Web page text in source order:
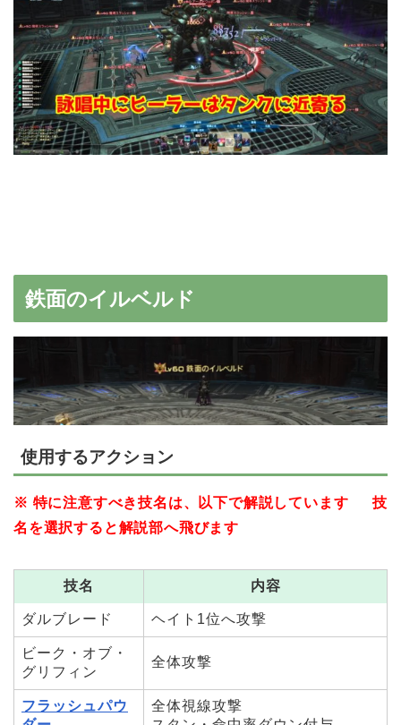
鉄面のイルベルド
使用するアクション
※ 特に注意すべき技名は、以下で解説しています 技
名を選択すると解説部へ飛びます
技名 内容
ダルブレード ヘイト1位へ攻撃
ビーク・オブ・
グリフィン
全体攻撃
フラッシュパウ
全体視線攻撃